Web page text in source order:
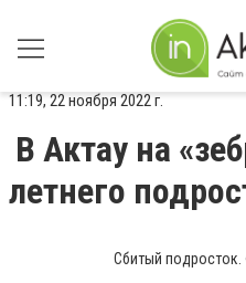
11:19, 22 ноября 2022 г.
В Актау на
летнего
Сбитый